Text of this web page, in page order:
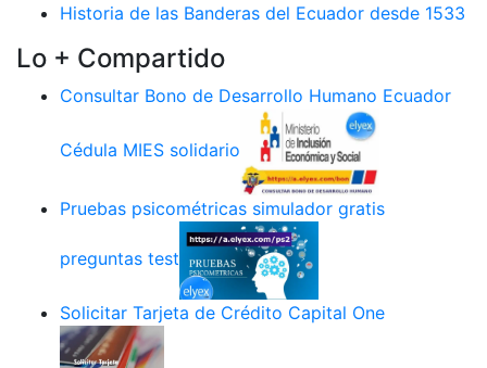
Historia de las Banderas del Ecuador desde 1533
Lo + Compartido
Consultar Bono de Desarrollo Humano Ecuador
Cédula MIES solidario
Pruebas psicométricas simulador gratis
preguntas test
Solicitar Tarjeta de Crédito Capital One